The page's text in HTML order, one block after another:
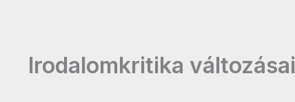
Irodalomkritika változásai